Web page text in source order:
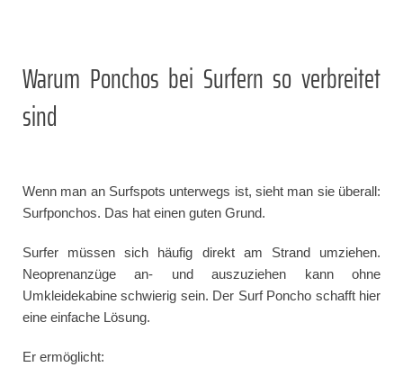
Warum Ponchos bei Surfern so verbreitet
sind
Wenn man an Surfspots unterwegs ist, sieht man sie überall:
Surfponchos. Das hat einen guten Grund.
Surfer müssen sich häufig direkt am Strand umziehen.
Neoprenanzüge an- und auszuziehen kann ohne
Umkleidekabine schwierig sein. Der Surf Poncho schafft hier
eine einfache Lösung.
Er ermöglicht: